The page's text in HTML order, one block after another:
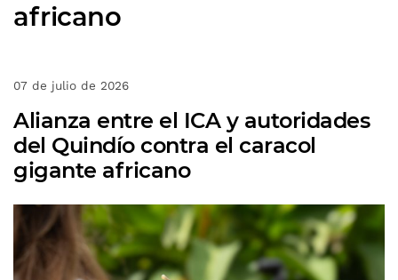
africano
07 de julio de 2026
Alianza entre el ICA y autoridades
del Quindío contra el caracol
gigante africano